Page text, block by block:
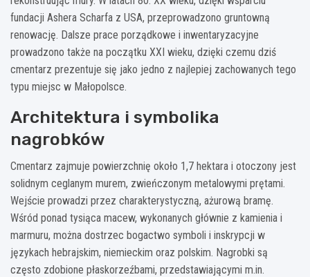
fundacji Ashera Scharfa z USA, przeprowadzono gruntowną
renowację. Dalsze prace porządkowe i inwentaryzacyjne
prowadzono także na początku XXI wieku, dzięki czemu dziś
cmentarz prezentuje się jako jedno z najlepiej zachowanych tego
typu miejsc w Małopolsce.
Architektura i symbolika
nagrobków
Cmentarz zajmuje powierzchnię około 1,7 hektara i otoczony jest
solidnym ceglanym murem, zwieńczonym metalowymi prętami.
Wejście prowadzi przez charakterystyczną, ażurową bramę.
Wśród ponad tysiąca macew, wykonanych głównie z kamienia i
marmuru, można dostrzec bogactwo symboli i inskrypcji w
językach hebrajskim, niemieckim oraz polskim. Nagrobki są
często zdobione płaskorzeźbami, przedstawiającymi m.in.